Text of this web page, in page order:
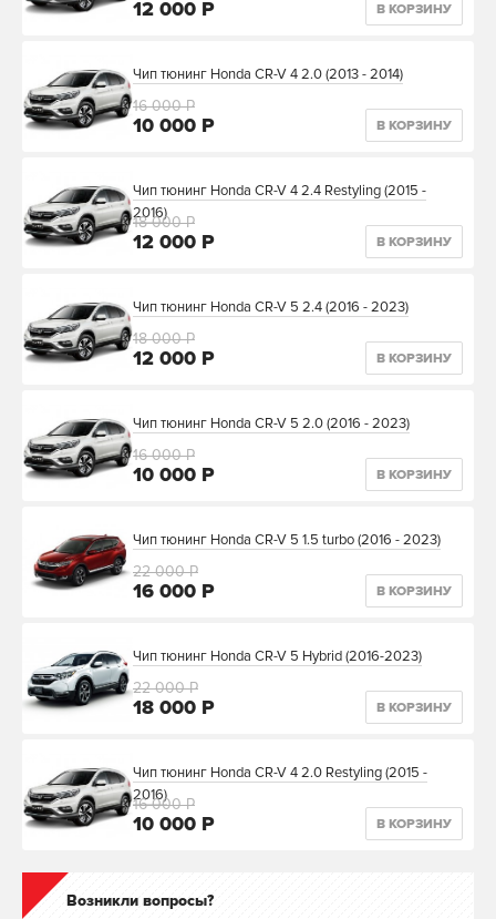
12 000 Р В КОРЗИНУ
Чип тюнинг Honda CR-V 4 2.0 (2013 - 2014)
10 000 Р
16 000 Р
В КОРЗИНУ
Чип тюнинг Honda CR-V 4 2.4 Restyling (2015 -
2016)
12 000 Р
18 000 Р
В КОРЗИНУ
Чип тюнинг Honda CR-V 5 2.4 (2016 - 2023)
12 000 Р
18 000 Р
В КОРЗИНУ
Чип тюнинг Honda CR-V 5 2.0 (2016 - 2023)
10 000 Р
16 000 Р
В КОРЗИНУ
Чип тюнинг Honda CR-V 5 1.5 turbo (2016 - 2023)
16 000 Р
22 000 Р
В КОРЗИНУ
Чип тюнинг Honda CR-V 5 Hybrid (2016-2023)
18 000 Р
22 000 Р
В КОРЗИНУ
Чип тюнинг Honda CR-V 4 2.0 Restyling (2015 -
2016)
10 000 Р
16 000 Р
В КОРЗИНУ
Возникли вопросы?